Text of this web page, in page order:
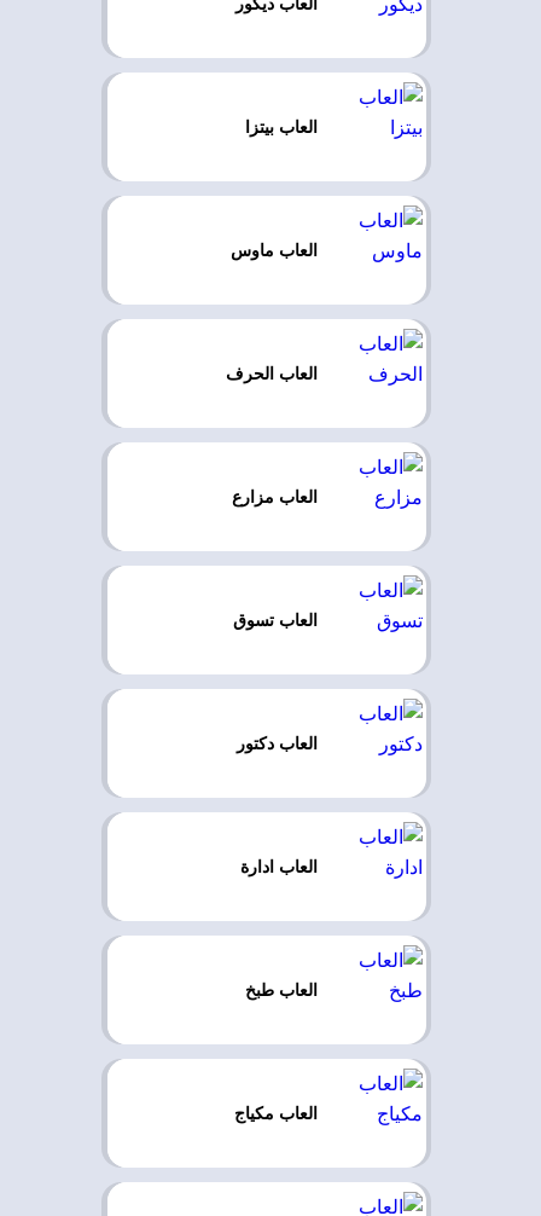
العاب بيتزا
العاب ماوس
العاب الحرف
العاب مزارع
العاب تسوق
العاب دكتور
العاب ادارة
العاب طبخ
العاب مكياج